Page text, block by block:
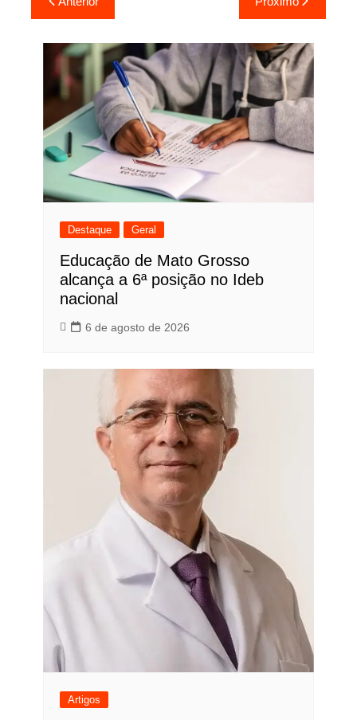
de
Post
Destaque Geral
Educação de Mato Grosso
alcança a 6ª posição no Ideb
nacional
6 de agosto de 2026
Artigos